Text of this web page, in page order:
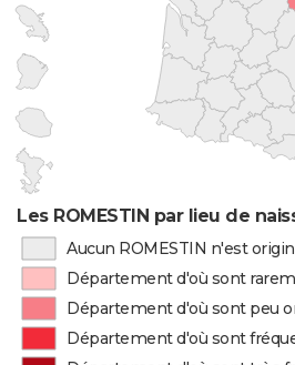
Les ROMESTIN par lieu de
Aucun ROMESTIN n'est
Département d'où sont
Département d'où sont peu
Département d'où sont